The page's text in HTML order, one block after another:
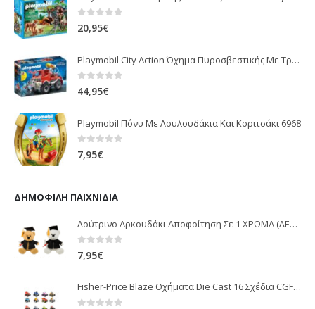
0 out of 5
20,95€
Playmobil City Action Όχημα Πυροσβεστικής Με Τροχαλία Ρυμούλκησης 9466
0 out of 5
44,95€
Playmobil Πόνυ Με Λουλουδάκια Και Κοριτσάκι 6968
0out of 5
7,95€
ΔΗΜΟΦΙΛΉ ΠΑΙΧΝΊΔΙΑ
Λούτρινο Αρκουδάκι Αποφοίτηση Σε 1 ΧΡΩΜΑ (ΛΕΥΚΟ)25Εκ 1850
0out of 5
7,95€
Fisher-Price Blaze Οχήματα Die Cast 16 Σχέδια CGF20